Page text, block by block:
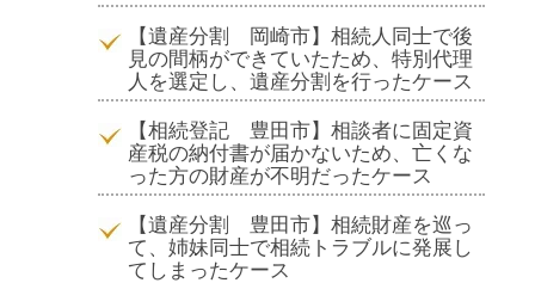
【遺産分割 岡崎市】相続人同士で後
見の間柄ができていたため、特別代理
人を選定し、遺産分割を行ったケース
【相続登記 豊田市】相談者に固定資
産税の納付書が届かないため、亡くな
った方の財産が不明だったケース
【遺産分割 豊田市】相続財産を巡っ
て、姉妹同士で相続トラブルに発展し
てしまったケース